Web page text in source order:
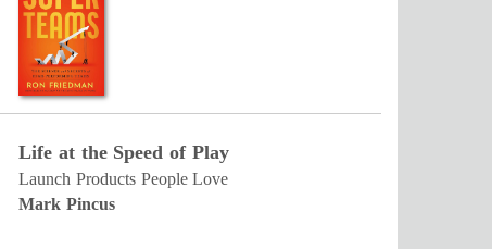
Life at the Speed of Play
Launch Products People Love
Mark Pincus